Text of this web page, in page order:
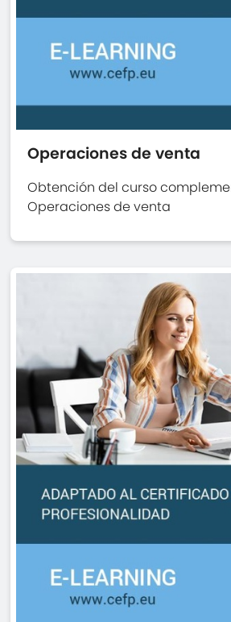
Operaciones de venta
Obtención del curso
Operaciones de venta